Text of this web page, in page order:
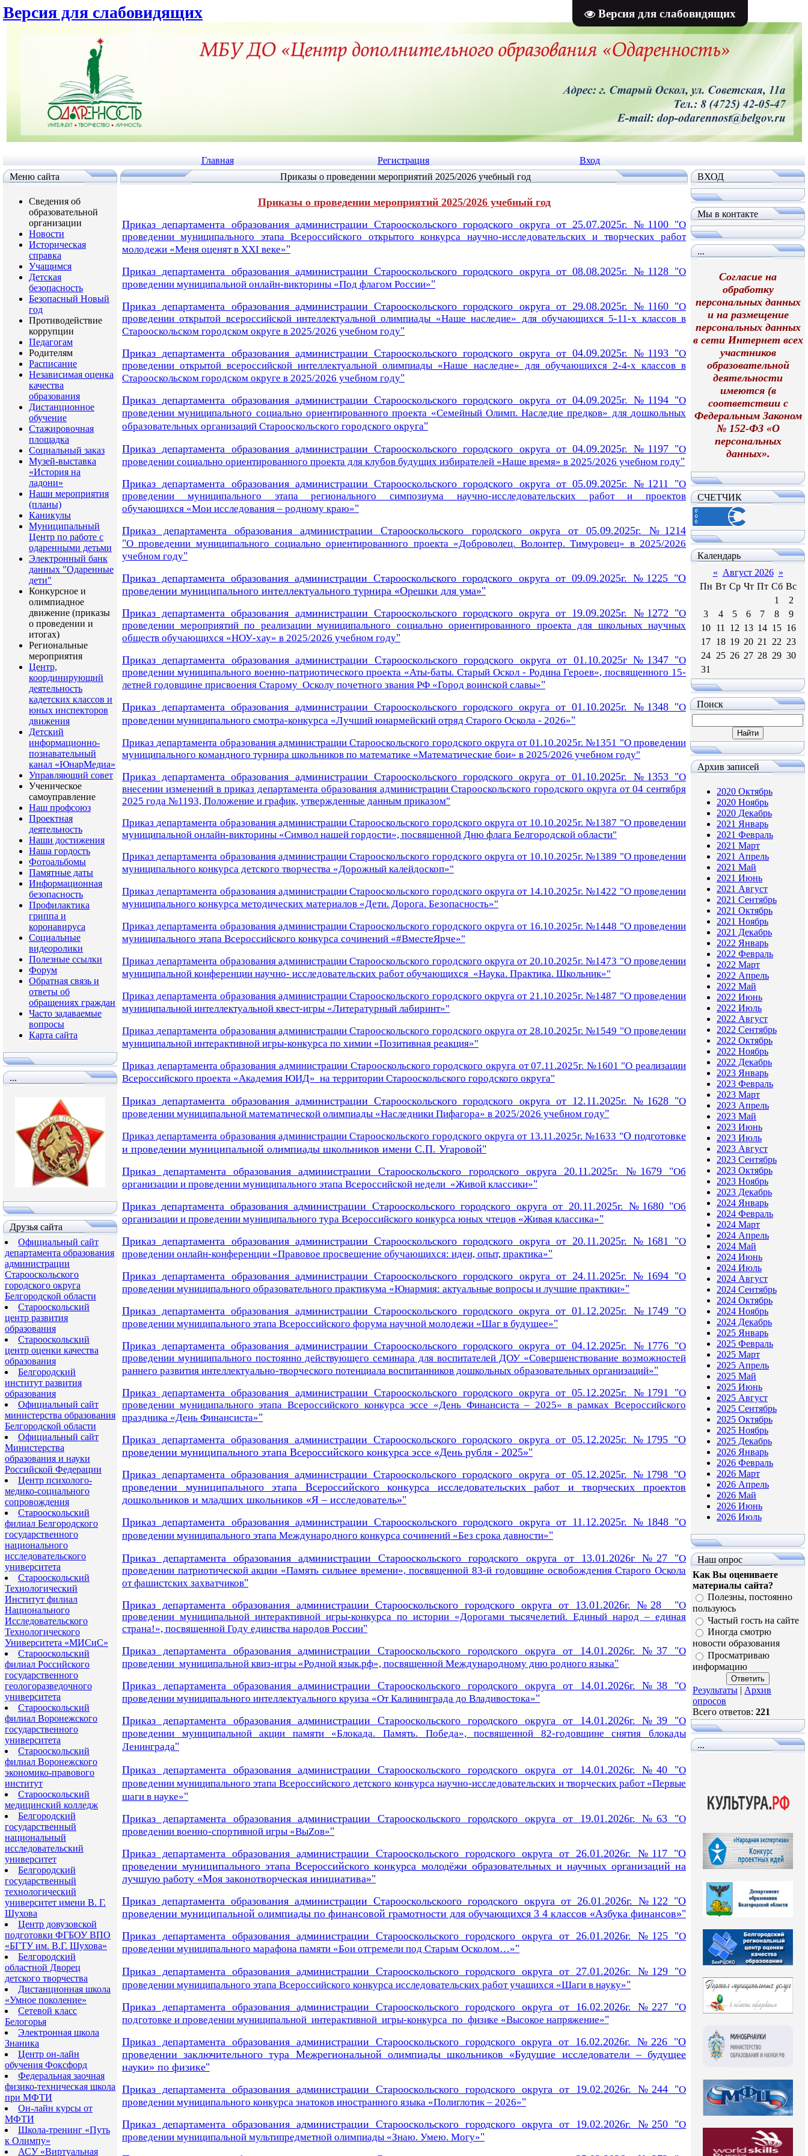
Версия для слабовидящих
Версия для слабовидящих
Главная Регистрация
Вход
Меню сайта
Сведения об
образовательной
организации
Новости
Историческая
справка
Учащимся
Детская
безопасность
Безопасный Новый
год
Противодействие
коррупции
Педагогам
Родителям
Расписание
Независимая оценка
качества
образования
Дистанционное
обучение
Стажировочная
площадка
Социальный заказ
Музей-выставка
«История на
ладони»
Наши мероприятия
(планы)
Каникулы
Муниципальный
Центр по работе с
одаренными детьми
Электронный банк
данных "Одаренные
дети"
Конкурсное и
олимпиадное
движение (приказы
о проведении и
итогах)
Региональные
мероприятия
Центр,
координирующий
деятельность
кадетских классов и
юных инспекторов
движения
Детский
информационно-
познавательный
канал «ЮнарМедиа»
Управляющий совет
Ученическое
самоуправление
Наш профсоюз
Проектная
деятельность
Наши достижения
Наша гордость
Фотоальбомы
Памятные даты
Информационная
безопасность
Профилактика
гриппа и
коронавируса
Социальные
видеоролики
Полезные ссылки
Форум
Обратная связь и
ответы об
обращениях граждан
Часто задаваемые
вопросы
Карта сайта
...
Друзья сайта
Официальный сайт
департамента образования
администрации
Старооскольского
городского округа
Белгородской области
Старооскольский
центр развития
образования
Старооскольский
центр оценки качества
образования
Белгородский
институт развития
образования
Официальный сайт
министерства образования
Белгородской области
Официальный сайт
Министерства
образования и науки
Российской Федерации
Центр психолого-
медико-социального
сопровождения
Старооскольский
филиал Белгородского
государственного
национального
исследовательского
университета
Старооскольский
Технологический
Институт филиал
Национального
Исследовательского
Технологического
Университета «МИСиС»
Старооскольский
филиал Российского
государственного
геологоразведочного
университета
Старооскольский
филиал Воронежского
государственного
университета
Старооскольский
филиал Воронежского
экономико-правового
институт
Старооскольский
медицинский колледж
Белгородский
государственный
национальный
исследовательский
университет
Белгородский
государственный
технологический
университет имени В. Г.
Шухова
Центр довузовской
подготовки ФГБОУ ВПО
«БГТУ им. В.Г. Шухова»
Белгородский
областной Дворец
детского творчества
Дистанционная школа
«Умное поколение»
Сетевой класс
Белогорья
Электронная школа
Знаника
Центр он-лайн
обучения Фоксфорд
Федеральная заочная
физико-техническая школа
при МФТИ
Он-лайн курсы от
МФТИ
Школа-тренинг «Путь
к Олимпу»
АСУ «Виртуальная
Приказы о проведении мероприятий 2025/2026 учебный год
Приказы о проведении мероприятий 2025/2026 учебный год
Приказ департамента образования администрации Старооскольского городского округа от 25.07.2025г. №1100 "О
проведении муниципального этапаВсероссийского открытогоконкурса научно-исследовательскихи творческих работ
молодежи «Меня оценят в ХХI веке»"
Приказ департамента образования администрации Старооскольского городского округа от 08.08.2025г. №1128 "О
проведении муниципальной онлайн-викторины «Под флагом России»"
Приказ департамента образования администрации Старооскольского городского округа от 29.08.2025г. №1160 "О
проведенииоткрытой всероссийской интеллектуальной олимпиады «Наше наследие» для обучающихся 5-11-х классов в
Старооскольском городском округе в 2025/2026 учебном году"
Приказ департамента образования администрации Старооскольского городского округа от 04.09.2025г. №1193 "О
проведенииоткрытой всероссийской интеллектуальной олимпиады «Наше наследие» для обучающихся 2-4-х классов в
Старооскольском городском округе в 2025/2026 учебном году"
Приказ департамента образования администрации Старооскольского городского округа от 04.09.2025г. №1194 "О
проведении муниципального социально ориентированного проекта «Семейный Олимп. Наследие предков» длядошкольных
образовательных организаций Старооскольского городского округа"
Приказ департамента образования администрации Старооскольского городского округа от 04.09.2025г. №1197 "О
проведении социально ориентированного проекта для клубов будущих избирателей «Наше время» в 2025/2026 учебном году"
Приказ департамента образования администрации Старооскольского городского округа от 05.09.2025г. №1211 "О
проведении муниципального этапарегионального симпозиума научно-исследовательских работ и проектов
обучающихся «Мои исследования – родному краю»"
Приказ департамента образования администрации Старооскольского городского округа от 05.09.2025г. №1214
"О проведении муниципального социально ориентированного проекта «Доброволец. Волонтер. Тимуровец» в 2025/2026
учебном году"
Приказ департамента образования администрации Старооскольского городского округа от 09.09.2025г. №1225 "О
проведении муниципального интеллектуального турнира «Орешки для ума»"
Приказ департамента образования администрации Старооскольского городского округа от 19.09.2025г. №1272 "О
проведении мероприятий по реализации муниципального социально ориентированного проекта для школьных научных
обществ обучающихся «НОУ-хау» в 2025/2026 учебном году"
Приказ департамента образования администрации Старооскольского городского округа от 01.10.2025г №1347 "О
проведении муниципального военно-патриотического проекта «Аты-баты.Старый Оскол - Родина Героев», посвященного 15-
летней годовщине присвоения Старому Осколу почетного звания РФ «Город воинской славы»"
Приказ департамента образования администрации Старооскольского городского округа от 01.10.2025г. №1348 "О
проведении муниципального смотра-конкурса «Лучший юнармейский отряд Старого Оскола - 2026»"
Приказ департамента образования администрации Старооскольского городского округа от 01.10.2025г. №1351 "О проведении
муниципального командного турнира школьников по математике «Математические бои» в 2025/2026 учебном году"
Приказ департамента образования администрации Старооскольского городского округа от 01.10.2025г. №1353 "О
внесении изменений в приказ департамента образования администрации Старооскольского городского округа от 04 сентября
2025 года №1193, Положение и график, утвержденные данным приказом"
Приказ департамента образования администрации Старооскольского городского округа от 10.10.2025г. №1387 "О проведении
муниципальной онлайн-викторины «Символ нашей гордости», посвященной Дню флага Белгородской области"
Приказ департамента образования администрации Старооскольского городского округа от 10.10.2025г. №1389 "О проведении
муниципального конкурса детского творчества «Дорожный калейдоскоп»"
Приказ департамента образования администрации Старооскольского городского округа от 14.10.2025г. №1422 "О проведении
муниципального конкурса методических материалов «Дети. Дорога. Безопасность»"
Приказ департамента образования администрации Старооскольского городского округа от 16.10.2025г. №1448 "О проведении
муниципального этапа Всероссийского конкурса сочинений «#ВместеЯрче»"
Приказ департамента образования администрации Старооскольского городского округа от 20.10.2025г. №1473 "О проведении
муниципальной конференции научно- исследовательских работ обучающихся «Наука. Практика. Школьник»"
Приказ департамента образования администрации Старооскольского городского округа от 21.10.2025г. №1487 "О проведении
муниципальной интеллектуальной квест-игры «Литературный лабиринт»"
Приказ департамента образования администрации Старооскольского городского округа от 28.10.2025г. №1549 "О проведении
муниципальной интерактивной игры-конкурса по химии «Позитивная реакция»"
Приказ департамента образования администрации Старооскольского городского округа от 07.11.2025г. №1601 "О реализации
Всероссийского проекта «Академия ЮИД» на территории Старооскольского городского округа"
Приказ департамента образования администрации Старооскольского городского округа от 12.11.2025г. №1628 "О
проведении муниципальной математической олимпиады «Наследники Пифагора» в 2025/2026 учебном году"
Приказ департамента образования администрации Старооскольского городского округа от 13.11.2025г. №1633 "О подготовке
и проведении муниципальной олимпиады школьников имени С.П. Угаровой"
Приказ департамента образования администрации Старооскольского городского округа 20.11.2025г. №1679 "Об
организации и проведении муниципального этапа Всероссийской недели «Живой классики»"
Приказ департамента образования администрации Старооскольского городского округа от 20.11.2025г. №1680 "Об
организации и проведении муниципального тура Всероссийского конкурса юных чтецов «Живая классика»"
Приказ департамента образования администрации Старооскольского городского округа от 20.11.2025г. №1681 "О
проведении онлайн-конференции «Правовое просвещение обучающихся: идеи, опыт, практика»"
Приказ департамента образования администрации Старооскольского городского округа от 24.11.2025г. №1694 "О
проведении муниципального образовательного практикума «Юнармия: актуальные вопросы и лучшие практики»"
Приказ департамента образования администрации Старооскольского городского округа от 01.12.2025г. №1749 "О
проведении муниципального этапа Всероссийского форума научной молодежи «Шаг в будущее»"
Приказ департамента образования администрации Старооскольского городского округа от 04.12.2025г. №1776 "О
проведении муниципального постоянно действующего семинара для воспитателей ДОУ «Совершенствование возможностей
раннего развития интеллектуально-творческого потенциала воспитанников дошкольных образовательных организаций»"
Приказ департамента образования администрации Старооскольского городского округа от 05.12.2025г. №1791 "О
проведении муниципального этапа Всероссийского конкурса эссе «День Финансиста – 2025» в рамках Всероссийского
праздника «День Финансиста»"
Приказ департамента образования администрации Старооскольского городского округа от 05.12.2025г. №1795 "О
проведении муниципального этапа Всероссийского конкурса эссе «День рубля - 2025»"
Приказ департамента образования администрации Старооскольского городского округа от 05.12.2025г. №1798 "О
проведении муниципального этапа Всероссийского конкурса исследовательских работ и творческих проектов
дошкольников и младших школьников «Я – исследователь»"
Приказ департамента образования администрации Старооскольского городского округа от 11.12.2025г. №1848 "О
проведении муниципального этапа Международного конкурса сочинений «Без срока давности»"
Приказ департамента образования администрации Старооскольского городского округа от 13.01.2026г №27 "О
проведении патриотической акции «Память сильнее времени», посвященной83-й годовщине освобождения Старого Оскола
от фашистских захватчиков"
Приказ департамента образования администрации Старооскольского городского округа от 13.01.2026г. №28 "О
проведении муниципальной интерактивной игры-конкурса по истории «Дорогами тысячелетий. Единый народ – единая
страна!», посвященной Году единства народов России"
Приказ департамента образования администрации Старооскольского городского округа от 14.01.2026г. №37 "О
проведении муниципальной квиз-игры «Родной язык.рф», посвященной Международному дню родного языка"
Приказ департамента образования администрации Старооскольского городского округа от 14.01.2026г. №38 "О
проведении муниципального интеллектуального круиза «От Калининграда до Владивостока»"
Приказ департамента образования администрации Старооскольского городского округа от 14.01.2026г. №39 "О
проведении муниципальной акции памяти «Блокада. Память. Победа»,посвященной 82-годовщине снятияблокады
Ленинграда"
Приказ департамента образования администрации Старооскольского городского округа от 14.01.2026г. №40 "О
проведении муниципального этапа Всероссийского детского конкурса научно-исследовательских и творческих работ «Первые
шаги в науке»"
Приказ департамента образования администрации Старооскольского городского округа от 19.01.2026г. №63 "О
проведении военно-спортивной игры «ВыZов»"
Приказ департамента образования администрации Старооскольского городского округа от 26.01.2026г. №117 "О
проведении муниципального этапа Всероссийского конкурса молодёжи образовательных и научных организаций на
лучшую работу «Моя законотворческая инициатива»"
Приказ департамента образования администрации Старооскольскоого городского округа от 26.01.2026г. №122 "О
проведении муниципальной олимпиады по финансовой грамотности для обучающихся 3 4 классов «Азбука финансов»"
Приказ департамента образования администрации Старооскольского городского округа от 26.01.2026г. №125 "О
проведении муниципального марафона памяти «Бои отгремели под Старым Осколом…»"
Приказ департамента образования администрации Старооскольского городского округа от 27.01.2026г. №129 "О
проведении муниципального этапа Всероссийского конкурса исследовательских работ учащихся «Шаги в науку»"
Приказ департамента образования администрации Старооскольского городского округа от 16.02.2026г. №227 "О
подготовке и проведении муниципальной интерактивной игры-конкурса по физике «Высокоенапряжение»"
Приказ департамента образования администрации Старооскольского городского округа от 16.02.2026г. №226 "О
проведении заключительного тура Межрегиональной олимпиады школьников «Будущие исследователи – будущее
науки» по физике"
Приказ департамента образования администрации Старооскольского городского округа от 19.02.2026г. №244 "О
проведении муниципального конкурса знатоков иностранного языка «Полиглотик – 2026»"
Приказ департамента образования администрации Старооскольского городского округа от 19.02.2026г. №250 "О
проведении муниципальной мультипредметной олимпиады «Знаю. Умею. Могу»"
ВХОД
Мы в контакте
...
Согласие на
обработку
персональных данных
и на размещение
персональных данных
в сети Интернет всех
участников
образовательной
деятельности
имеются (в
соответствии с
Федеральным Законом
№ 152-ФЗ «О
персональных
данных».
СЧЕТЧИК
Календарь
« Август 2026 »
Пн Вт Ср Чт Пт Сб Вс
1
2
3
4 5 6 7 8
9
10 11 12 13 14 15 16
17 18 19 20 21 22 23
24 25 26 27 28 29 30
31
Поиск
Архив записей
2020 Октябрь
2020 Ноябрь
2020 Декабрь
2021 Январь
2021 Февраль
2021 Март
2021 Апрель
2021 Май
2021 Июнь
2021 Август
2021 Сентябрь
2021 Октябрь
2021 Ноябрь
2021 Декабрь
2022 Январь
2022 Февраль
2022 Март
2022 Апрель
2022 Май
2022 Июнь
2022 Июль
2022 Август
2022 Сентябрь
2022 Октябрь
2022 Ноябрь
2022 Декабрь
2023 Январь
2023 Февраль
2023 Март
2023 Апрель
2023 Май
2023 Июнь
2023 Июль
2023 Август
2023 Сентябрь
2023 Октябрь
2023 Ноябрь
2023 Декабрь
2024 Январь
2024 Февраль
2024 Март
2024 Апрель
2024 Май
2024 Июнь
2024 Июль
2024 Август
2024 Сентябрь
2024 Октябрь
2024 Ноябрь
2024 Декабрь
2025 Январь
2025 Февраль
2025 Март
2025 Апрель
2025 Май
2025 Июнь
2025 Август
2025 Сентябрь
2025 Октябрь
2025 Ноябрь
2025 Декабрь
2026 Январь
2026 Февраль
2026 Март
2026 Апрель
2026 Май
2026 Июнь
2026 Июль
Наш опрос
Как Вы оцениваете
материалы сайта?
Полезны, постоянно
пользуюсь
Частый гость на сайте
Иногда смотрю
новости образования
Просматриваю
информацию
Результаты | Архив
опросов
Всего ответов: 221
...